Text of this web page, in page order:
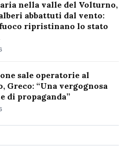
nella valle del Volturno,
abbattuti dal vento:
ripristinano lo stato
sale operatorie al
Greco: “Una vergognosa
di propaganda”